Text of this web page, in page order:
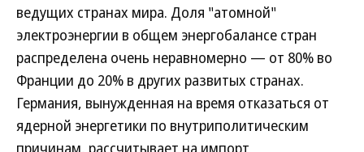
ведущих странах мира. Доля "атомной"
электроэнергии в общем энергобалансе стран
распределена очень неравномерно — от 80% во
Франции до 20% в других развитых странах.
Германия, вынужденная на время отказаться от
ядерной энергетики по внутриполитическим
причинам, рассчитывает на импорт